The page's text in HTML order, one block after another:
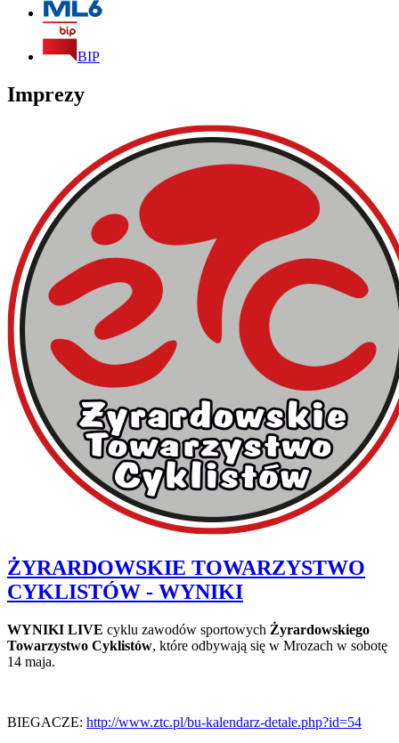
BIP
Imprezy
ŻYRARDOWSKIE TOWARZYSTWO
CYKLISTÓW - WYNIKI
WYNIKI LIVE cyklu zawodów sportowych Żyrardowskiego
Towarzystwo Cyklistów, które odbywają się w Mrozach w sobotę
14 maja.
BIEGACZE: http://www.ztc.pl/bu-kalendarz-detale.php?id=54